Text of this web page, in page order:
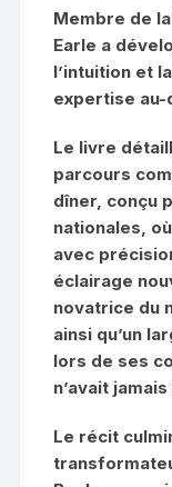
Membre de
Earle a
l’intuition et
expertise au-
Le livre
parcours
dîner, conçu
nationales,
avec
éclairage
novatrice du
ainsi qu’un
lors de ses
n’avait
Le récit